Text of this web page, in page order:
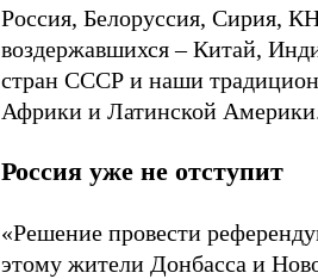
Россия, Белоруссия, Сирия,
воздержавшихся – Китай,
стран СССР и наши
Африки и Латинской
Россия уже не отступит
«Решение провести
этому жители Донбасса и